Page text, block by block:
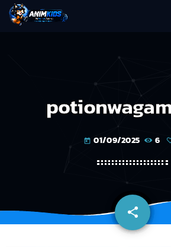
today 01/09/2025 6
share
email